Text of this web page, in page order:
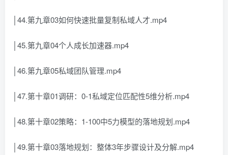
│44.第九章03如何快速批量复制私域人才.mp4
│45.第九章04个人成长加速器.mp4
│46.第九章05私域团队管理.mp4
│47.第十章01调研：0-1私域定位匹配性5维分析.mp4
│48.第十章02策略：1-100中5力模型的落地规划.mp4
│49.第十章03落地规划：整体3年步骤设计及分解.mp4